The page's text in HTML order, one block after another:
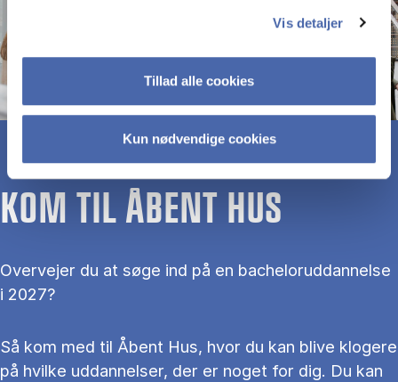
Vis detaljer
Tillad alle cookies
Kun nødvendige cookies
KOM TIL ÅBENT HUS
Overvejer du at søge ind på en bacheloruddannelse
i 2027?
Så kom med til Åbent Hus, hvor du kan blive klogere
på hvilke uddannelser, der er noget for dig. Du kan